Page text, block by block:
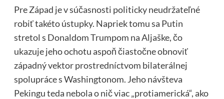
Pre Západ je v súčasnosti politicky neudržateľné
robiť takéto ústupky. Napriek tomu sa Putin
stretol s Donaldom Trumpom na Aljaške, čo
ukazuje jeho ochotu aspoň čiastočne obnoviť
západný vektor prostredníctvom bilaterálnej
spolupráce s Washingtonom. Jeho návšteva
Pekingu teda nebola o nič viac „protiamerická“, ako